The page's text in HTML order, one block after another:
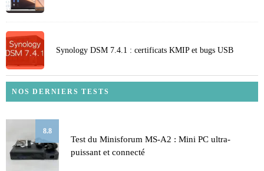
Synology DSM 7.4.1 : certificats KMIP et bugs USB
NOS DERNIERS TESTS
8.8
Test du Minisforum MS-A2 : Mini PC ultra-
puissant et connecté